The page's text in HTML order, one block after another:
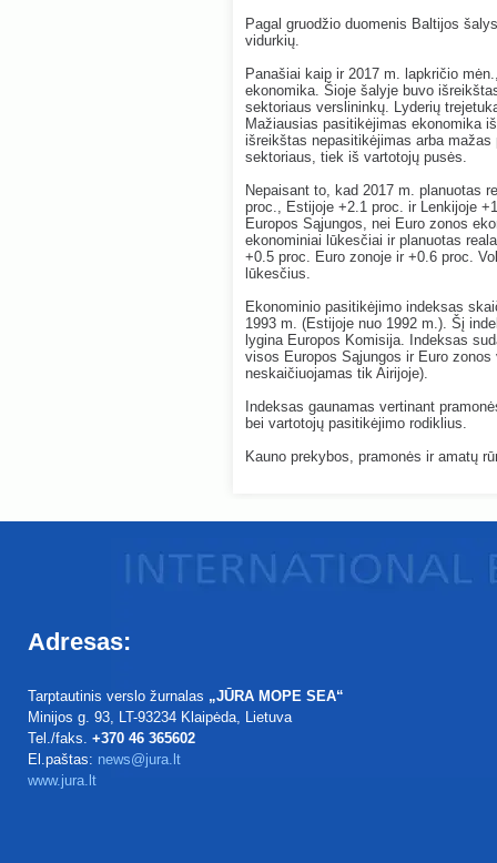
Pagal gruodžio duomenis Baltijos
vidurkių.
Panašiai kaip ir 2017 m. lapkričio
ekonomika. Šioje šalyje buvo
sektoriaus verslininkų. Lyderių
Mažiausias pasitikėjimas ekonomika
išreikštas nepasitikėjimas arba mažas
sektoriaus, tiek iš vartotojų pusės.
Nepaisant to, kad 2017 m. planuotas
proc., Estijoje +2.1 proc. ir Lenkijoje
Europos Sąjungos, nei Euro zonos
ekonominiai lūkesčiai ir planuotas
+0.5 proc. Euro zonoje ir +0.6 proc.
lūkesčius.
Ekonominio pasitikėjimo indeksas
1993 m. (Estijoje nuo 1992 m.). Šį
lygina Europos Komisija. Indeksas
visos Europos Sąjungos ir Euro
neskaičiuojamas tik Airijoje).
Indeksas gaunamas vertinant
bei vartotojų pasitikėjimo rodiklius.
Kauno prekybos, pramonės ir amatų
Adresas:
Tarptautinis verslo žurnalas „JŪRA MOPE SEA“
Minijos g. 93, LT-93234 Klaipėda, Lietuva
Tel./faks. +370 46 365602
El.paštas: news@jura.lt
www.jura.lt